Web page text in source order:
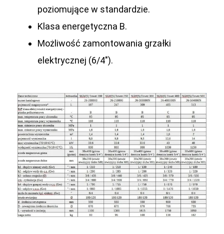
poziomujące w standardzie.
Klasa energetyczna B.
Możliwość zamontowania grzałki
elektrycznej (6/4″).